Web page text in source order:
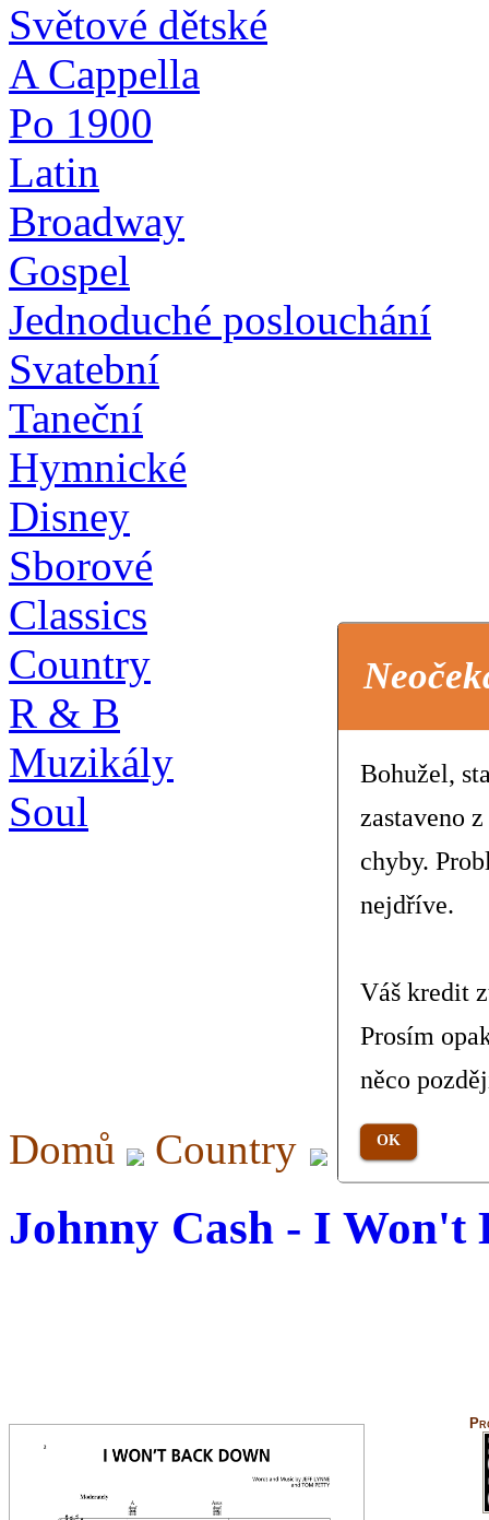
Světové dětské
A Cappella
Po 1900
Latin
Broadway
Gospel
Jednoduché poslouchání
Svatební
Taneční
Hymnické
Disney
Sborové
Classics
Country
R & B
Muzikály
Soul
Domů Country I Won't
Johnny Cash - I Won't
Bohužel,
zastaveno
chyby.
nejdříve.
Váš kredit
Prosím
něco
OK